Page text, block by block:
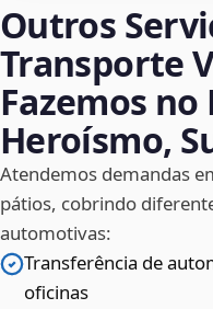
Outros
Transporte
Fazemos no
Heroísmo,
Atendemos demandas
pátios, cobrindo
automotivas:
Transferência de
oficinas